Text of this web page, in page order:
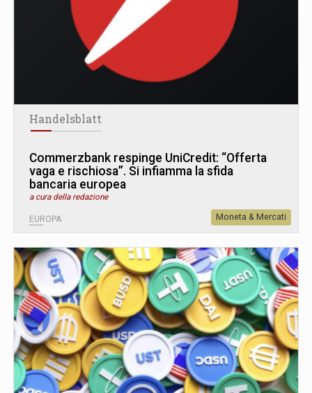
Handelsblatt
Commerzbank respinge UniCredit: “Offerta
vaga e rischiosa”. Si infiamma la sfida
bancaria europea
a cura della redazione
EUROPA Moneta & Mercati